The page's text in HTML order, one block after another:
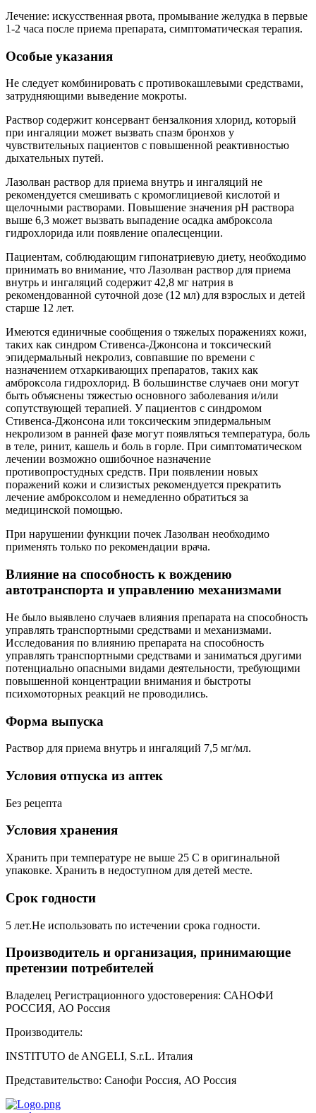
Лечение: искусственная рвота, промывание желудка в первые
1-2 часа после приема препарата, симптоматическая терапия.
Особые указания
Не следует комбинировать с противокашлевыми средствами,
затрудняющими выведение мокроты.
Раствор содержит консервант бензалкония хлорид, который
при ингаляции может вызвать спазм бронхов у
чувствительных пациентов с повышенной реактивностью
дыхательных путей.
Лазолван раствор для приема внутрь и ингаляций не
рекомендуется смешивать с кромоглициевой кислотой и
щелочными растворами. Повышение значения pH раствора
выше 6,3 может вызвать выпадение осадка амброксола
гидрохлорида или появление опалесценции.
Пациентам, соблюдающим гипонатриевую диету, необходимо
принимать во внимание, что Лазолван раствор для приема
внутрь и ингаляций содержит 42,8 мг натрия в
рекомендованной суточной дозе (12 мл) для взрослых и детей
старше 12 лет.
Имеются единичные сообщения о тяжелых поражениях кожи,
таких как синдром Стивенса-Джонсона и токсический
эпидермальный некролиз, совпавшие по времени с
назначением отхаркивающих препаратов, таких как
амброксола гидрохлорид. В большинстве случаев они могут
быть объяснены тяжестью основного заболевания и/или
сопутствующей терапией. У пациентов с синдромом
Стивенса-Джонсона или токсическим эпидермальным
некролизом в ранней фазе могут появляться температура, боль
в теле, ринит, кашель и боль в горле. При симптоматическом
лечении возможно ошибочное назначение
противопростудных средств. При появлении новых
поражений кожи и слизистых рекомендуется прекратить
лечение амброксолом и немедленно обратиться за
медицинской помощью.
При нарушении функции почек Лазолван необходимо
применять только по рекомендации врача.
Влияние на способность к вождению
автотранспорта и управлению механизмами
Не было выявлено случаев влияния препарата на способность
управлять транспортными средствами и механизмами.
Исследования по влиянию препарата на способность
управлять транспортными средствами и заниматься другими
потенциально опасными видами деятельности, требующими
повышенной концентрации внимания и быстроты
психомоторных реакций не проводились.
Форма выпуска
Раствор для приема внутрь и ингаляций 7,5 мг/мл.
Условия отпуска из аптек
Без рецепта
Условия хранения
Хранить при температуре не выше 25 С в оригинальной
упаковке. Хранить в недоступном для детей месте.
Срок годности
5 лет.Не использовать по истечении срока годности.
Производитель и организация, принимающие
претензии потребителей
Владелец Регистрационного удостоверения: САНОФИ
РОССИЯ, АО Россия
Производитель:
INSTITUTO de ANGELI, S.r.L. Италия
Представительство: Санофи Россия, АО Россия